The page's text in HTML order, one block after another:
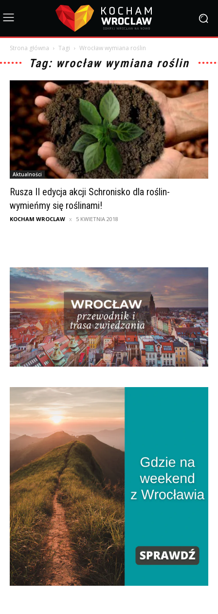
Strona główna Tagi Wrocław wymiana roślin
Tag: wrocław wymiana roślin
Aktualności
Rusza II edycja akcji Schronisko dla roślin-
wymieńmy się roślinami!
KOCHAM WROCLAW 5 KWIETNIA 2018